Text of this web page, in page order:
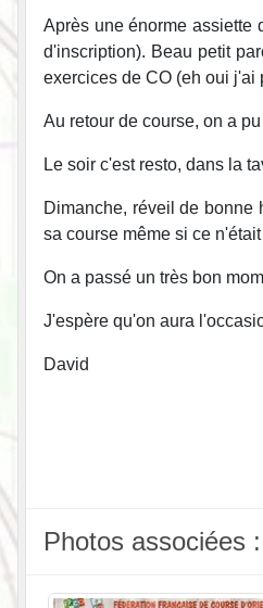
Après une énorme assiette
d'inscription). Beau petit
exercices de CO (eh oui j'ai
Au retour de course, on a
Le soir c'est resto, dans la
Dimanche, réveil de bonne
sa course même si ce
On a passé un très bon
J'espère qu'on aura
David
Photos associées